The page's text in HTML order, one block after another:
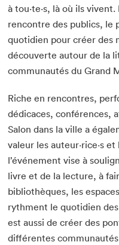
à tou·te·s, là où ils
rencontre des publics, le
quotidien pour créer des
découverte autour de la
communautés du Grand
Riche en rencontres,
dédicaces, conférences,
Salon dans la ville a
valeur les auteur·rice·s
l’événement vise à
livre et de la lecture, à
bibliothèques, les
rythment le quotidien des
est aussi de créer des
différentes